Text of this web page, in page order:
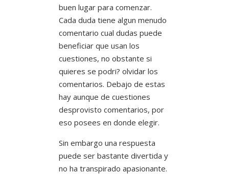
buen lugar para comenzar.
Cada duda tiene algun menudo
comentario cual dudas puede
beneficiar que usan los
cuestiones, no obstante si
quieres se podri? olvidar los
comentarios. Debajo de estas
hay aunque de cuestiones
desprovisto comentarios, por
eso posees en donde elegir.
Sin embargo una respuesta
puede ser bastante divertida y
no ha transpirado apasionante.